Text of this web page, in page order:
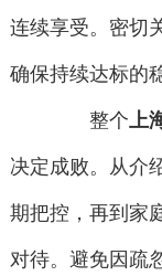
连续享受。密切
确保持续达标的
整个上
决定成败。从介
期把控，再到家
对待。避免因疏